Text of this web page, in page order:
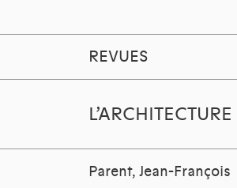
REVUES
Parent, Jean-François